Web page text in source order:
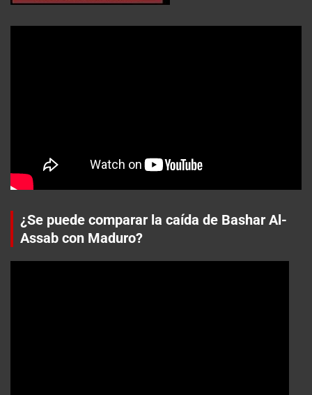
¿Se puede comparar la caída de Bashar Al-
Assab con Maduro?